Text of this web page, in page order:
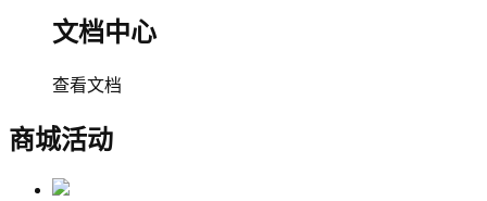
文档中心
查看文档
商城活动